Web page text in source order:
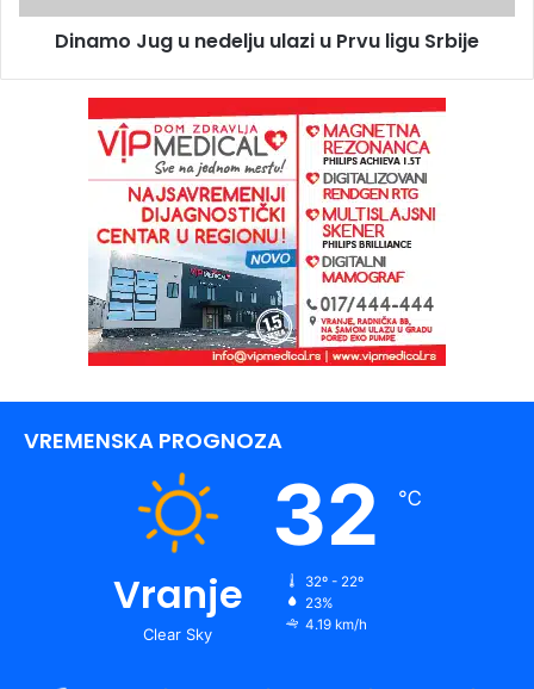
Dinamo Jug u nedelju ulazi u Prvu ligu Srbije
VREMENSKA PROGNOZA
Vranje
Clear Sky
32 ℃
32º - 22º
23%
4.19 km/h